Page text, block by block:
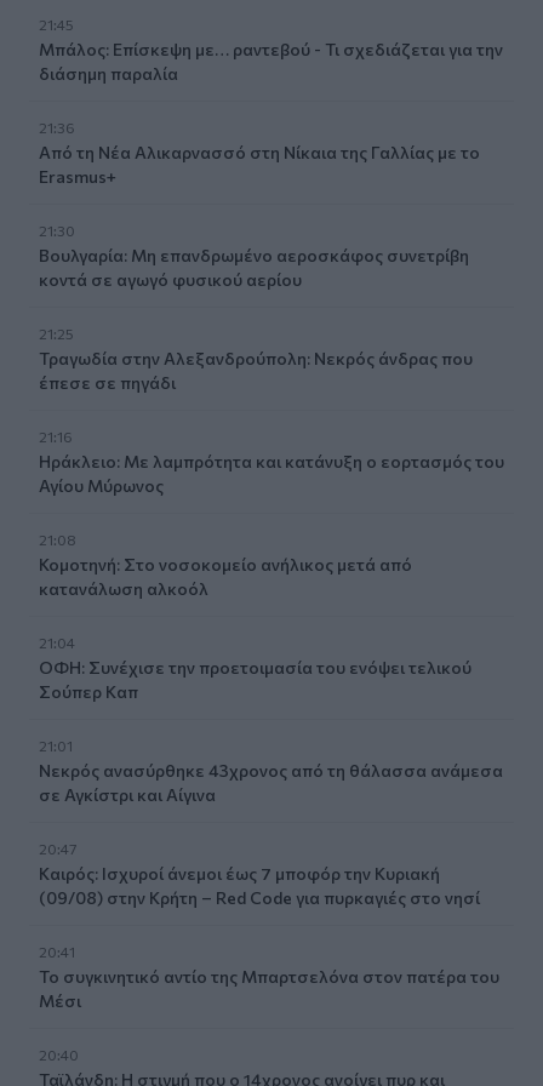
21:45
Μπάλος: Επίσκεψη με… ραντεβού - Τι σχεδιάζεται για την
διάσημη παραλία
21:36
Από τη Νέα Αλικαρνασσό στη Νίκαια της Γαλλίας με το
Erasmus+
21:30
Βουλγαρία: Μη επανδρωμένο αεροσκάφος συνετρίβη
κοντά σε αγωγό φυσικού αερίου
21:25
Τραγωδία στην Αλεξανδρούπολη: Νεκρός άνδρας που
έπεσε σε πηγάδι
21:16
Ηράκλειο: Με λαμπρότητα και κατάνυξη ο εορτασμός του
Αγίου Μύρωνος
21:08
Κομοτηνή: Στο νοσοκομείο ανήλικος μετά από
κατανάλωση αλκοόλ
21:04
ΟΦΗ: Συνέχισε την προετοιμασία του ενόψει τελικού
Σούπερ Καπ
21:01
Νεκρός ανασύρθηκε 43χρονος από τη θάλασσα ανάμεσα
σε Αγκίστρι και Αίγινα
20:47
Καιρός: Ισχυροί άνεμοι έως 7 μποφόρ την Κυριακή
(09/08) στην Κρήτη – Red Code για πυρκαγιές στο νησί
20:41
Το συγκινητικό αντίο της Μπαρτσελόνα στον πατέρα του
Μέσι
20:40
Ταϊλάνδη: Η στιγμή που ο 14χρονος ανοίγει πυρ και